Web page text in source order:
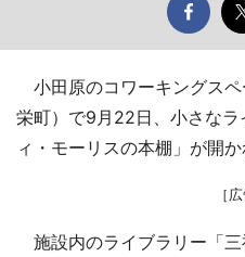
小田原のコワーキングス
栄町）で9月22日、小さな
ィ・モーリスの本棚」が開か
［
施設内のライブラリー「